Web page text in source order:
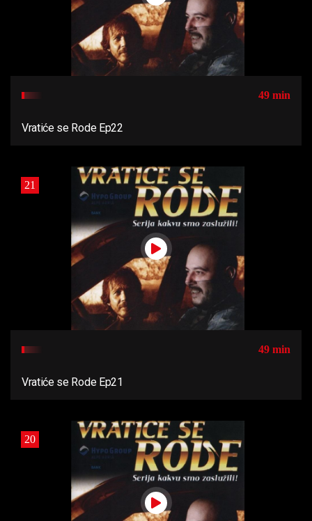
49 min
Vratiće se Rode Ep22
21
49 min
Vratiće se Rode Ep21
20